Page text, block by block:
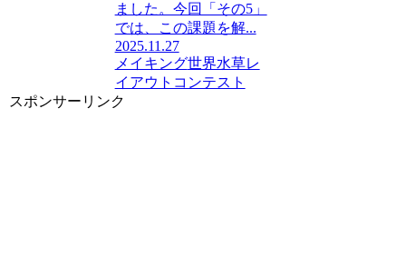
ました。今回「その5」
では、この課題を解...
2025.11.27
メイキング世界水草レ
イアウトコンテスト
スポンサーリンク